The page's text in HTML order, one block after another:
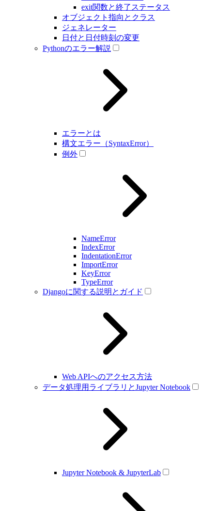
exit関数と終了ステータス
オブジェクト指向とクラス
ジェネレーター
日付と日付時刻の変更
Pythonのエラー解説
エラーとは
構文エラー（SyntaxError）
例外
NameError
IndexError
IndentationError
ImportError
KeyError
TypeError
Djangoに関する説明とガイド
Web APIへのアクセス方法
データ処理用ライブラリとJupyter Notebook
Jupyter Notebook & JupyterLab